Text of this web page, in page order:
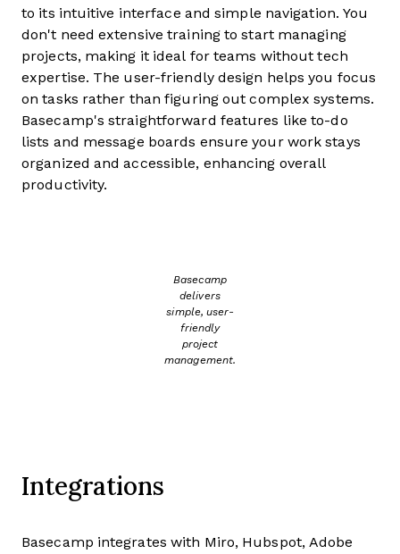
to its intuitive interface and simple navigation. You
don't need extensive training to start managing
projects, making it ideal for teams without tech
expertise. The user-friendly design helps you focus
on tasks rather than figuring out complex systems.
Basecamp's straightforward features like to-do
lists and message boards ensure your work stays
organized and accessible, enhancing overall
productivity.
Basecamp
delivers
simple, user-
friendly
project
management.
Integrations
Basecamp integrates with Miro, Hubspot, Adobe